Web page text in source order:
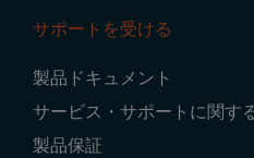
サポートを受ける
製品ドキュメント
サービス・サポートに関す
製品保証